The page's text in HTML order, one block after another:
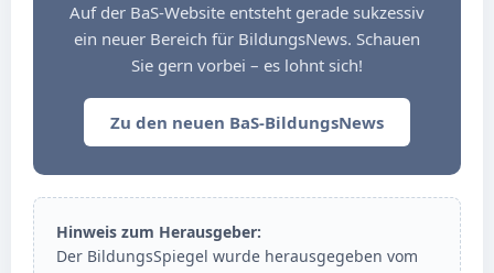
Auf der BaS-Website entsteht gerade sukzessiv
ein neuer Bereich für BildungsNews. Schauen
Sie gern vorbei – es lohnt sich!
Zu den neuen BaS-BildungsNews
Hinweis zum Herausgeber:
Der BildungsSpiegel wurde herausgegeben vom